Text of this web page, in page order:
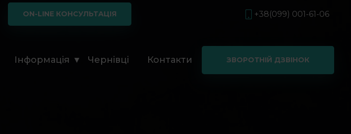
ON-LINE КОНСУЛЬТАЦІЯ +38(099) 001-61-06
Інформація Чернівці Контакти ЗВОРОТНІЙ ДЗВІНОК